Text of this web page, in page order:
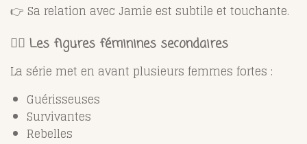
👉 Sa relation avec Jamie est subtile et touchante.
👩‍⚕️ Les figures féminines secondaires
La série met en avant plusieurs femmes fortes :
Guérisseuses
Survivantes
Rebelles